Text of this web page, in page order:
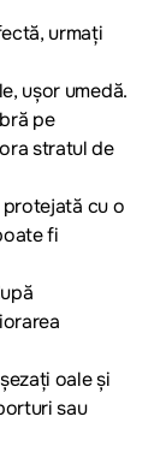
urmați
ușor umedă.
pe
stratul de
cu o
fi
oale și
sau